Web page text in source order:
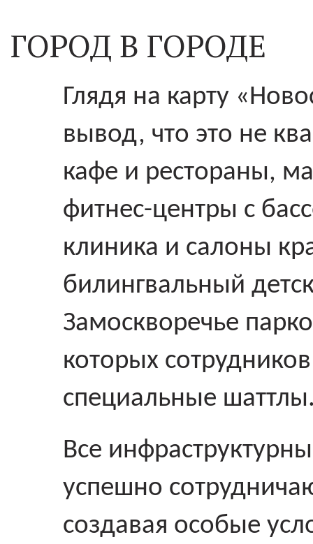
ГОРОД В ГОРОДЕ
Глядя на карту
вывод, что это не
кафе и рестораны,
фитнес-центры с
клиника и салоны
билингвальный
Замоскворечье
которых
специальные
Все
успешно
создавая особые